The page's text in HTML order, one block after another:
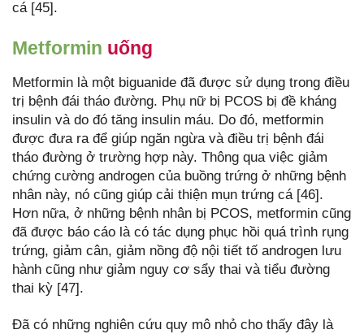
cá [45].
Metformin uống
Metformin là một biguanide đã được sử dụng trong điều
trị bệnh đái tháo đường. Phụ nữ bị PCOS bị đề kháng
insulin và do đó tăng insulin máu. Do đó, metformin
được đưa ra để giúp ngăn ngừa và điều trị bệnh đái
tháo đường ở trường hợp này. Thông qua việc giảm
chứng cường androgen của buồng trứng ở những bệnh
nhân này, nó cũng giúp cải thiện mụn trứng cá [46].
Hơn nữa, ở những bệnh nhân bị PCOS, metformin cũng
đã được báo cáo là có tác dụng phục hồi quá trình rụng
trứng, giảm cân, giảm nồng độ nội tiết tố androgen lưu
hành cũng như giảm nguy cơ sẩy thai và tiểu đường
thai kỳ [47].
Đã có những nghiên cứu quy mô nhỏ cho thấy đây là